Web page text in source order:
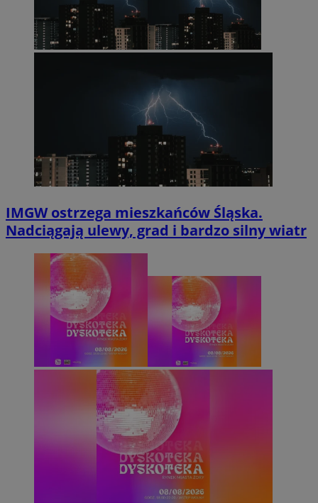
IMGW ostrzega mieszkańców Śląska.
Nadciągają ulewy, grad i bardzo silny wiatr